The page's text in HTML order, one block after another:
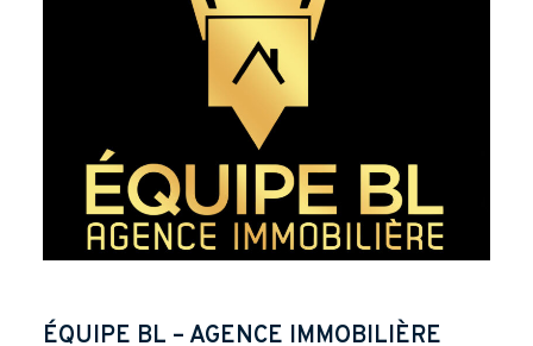
ÉQUIPE BL – AGENCE IMMOBILIÈRE